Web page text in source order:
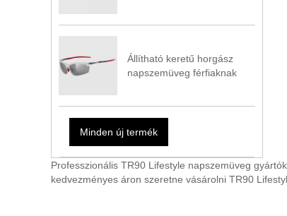
Állítható keretű horgász
napszemüveg férfiaknak
Minden új termék
Professzionális TR90 Lifestyle napszemüveg
kedvezményes áron szeretne vásárolni TR90